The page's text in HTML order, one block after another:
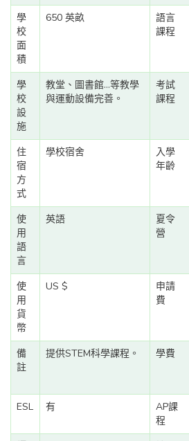
學
校
面
積
650 英畝
語言
課程
學
校
設
施
教堂、圖書館...等教學
與運動設備完善。
考試
課程
住
宿
方
式
學校宿舍
入學
年齡
使
用
語
言
英語
夏令
營
使
用
貨
幣
US $
申請
費
備
註
提供STEM科學課程。 學費
ESL
有
AP課
程